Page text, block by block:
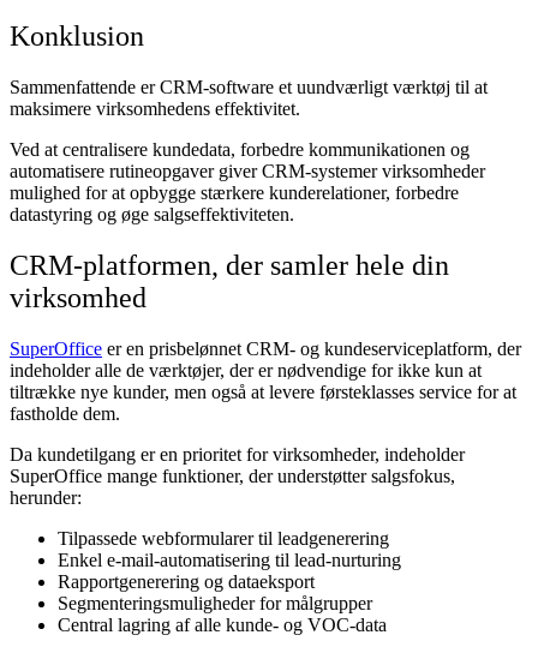
Konklusion
Sammenfattende er CRM-software et uundværligt værktøj til at
maksimere virksomhedens effektivitet.
Ved at centralisere kundedata, forbedre kommunikationen og
automatisere rutineopgaver giver CRM-systemer virksomheder
mulighed for at opbygge stærkere kunderelationer, forbedre
datastyring og øge salgseffektiviteten.
CRM-platformen, der samler hele din
virksomhed
SuperOffice er en prisbelønnet CRM- og kundeserviceplatform, der
indeholder alle de værktøjer, der er nødvendige for ikke kun at
tiltrække nye kunder, men også at levere førsteklasses service for at
fastholde dem.
Da kundetilgang er en prioritet for virksomheder, indeholder
SuperOffice mange funktioner, der understøtter salgsfokus,
herunder:
Tilpassede webformularer til leadgenerering
Enkel e-mail-automatisering til lead-nurturing
Rapportgenerering og dataeksport
Segmenteringsmuligheder for målgrupper
Central lagring af alle kunde- og VOC-data